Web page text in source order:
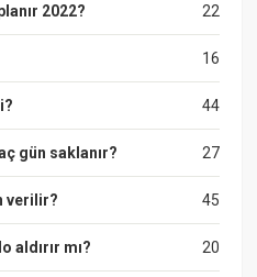
22
2022?
16
44
27
gün saklanır?
45
verilir?
20
aldırır mı?